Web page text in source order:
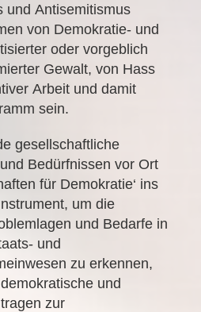
und Antisemitismus
von Demokratie- und
oder vorgeblich
Gewalt, von Hass
Arbeit und damit
sein.
gesellschaftliche
Bedürfnissen vor Ort
für Demokratie‘ ins
um die
und Bedarfe in
und
zu erkennen,
und
zur